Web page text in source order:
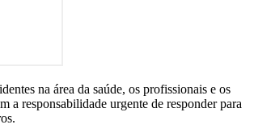
na área da saúde, os profissionais e os
a responsabilidade urgente de responder para